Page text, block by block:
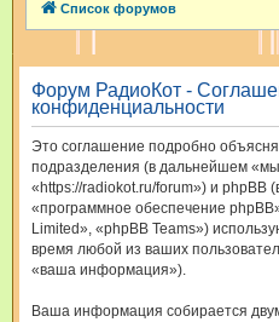
Список форумов
Форум РадиоКот -
конфиденциальности
Это соглашение подробно
подразделения (в дальнейшем
«https://radiokot.ru/forum») и phpBB
«программное обеспечение
Limited», «phpBB Teams»)
время любой из ваших
«ваша информация»).
Ваша информация собирается